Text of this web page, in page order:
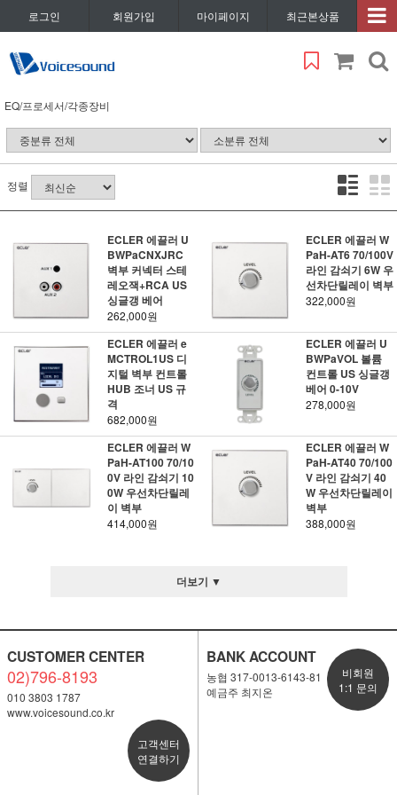
로그인 회원가입 마이페이지 최근본상품
EQ/프로세서/각종장비
정렬
ECLER 에끌러 U
BWPaCNXJRC
벽부 커넥터 스테
레오잭+RCA US
싱글갱 베어
262,000원
ECLER 에끌러 W
PaH-AT6 70/100V
라인 감쇠기 6W 우
선차단릴레이 벽부
322,000원
ECLER 에끌러 e
MCTROL1US 디
지털 벽부 컨트롤
HUB 조너 US 규
격
682,000원
ECLER 에끌러 U
BWPaVOL 볼륨
컨트롤 US 싱글갱
베어 0-10V
278,000원
ECLER 에끌러 W
PaH-AT100 70/10
0V 라인 감쇠기 10
0W 우선차단릴레
이 벽부
414,000원
ECLER 에끌러 W
PaH-AT40 70/100
V 라인 감쇠기 40
W 우선차단릴레이
벽부
388,000원
더보기 ▼
CUSTOMER CENTER
02)796-8193
010 3803 1787
www.voicesound.co.kr
고객센터
연결하기
BANK ACCOUNT
농협 317-0013-6143-81
예금주 최지온
비회원
1:1 문의